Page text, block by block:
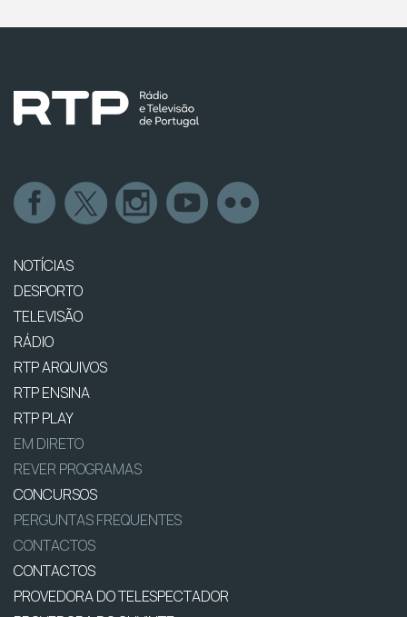
NOTÍCIAS
DESPORTO
TELEVISÃO
RÁDIO
RTP ARQUIVOS
RTP ENSINA
RTP PLAY
EM DIRETO
REVER PROGRAMAS
CONCURSOS
PERGUNTAS FREQUENTES
CONTACTOS
CONTACTOS
PROVEDORA DO TELESPECTADOR